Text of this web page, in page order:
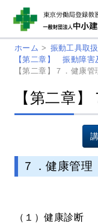
ホーム > 振動工具取
【第二章】 振動障害
【第二章】７．健康管
【第二章
７．健康管理
（１）健康診断